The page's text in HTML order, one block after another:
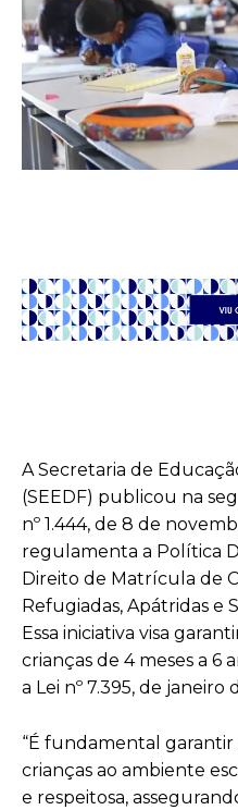
A Secretaria de
(SEEDF) publicou na
nº 1.444, de 8 de
regulamenta a Política
Direito de Matrícula de
Refugiadas, Apátridas e
Essa iniciativa visa
crianças de 4 meses a 6
a Lei nº 7.395, de janeiro
“É fundamental garantir
crianças ao ambiente
e respeitosa,